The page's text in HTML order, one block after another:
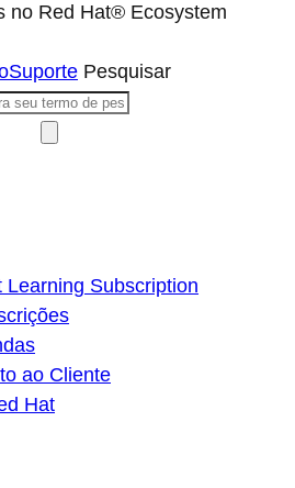
no Red Hat® Ecosystem
Suporte Pesquisar
Subscription
ao Cliente
Hat